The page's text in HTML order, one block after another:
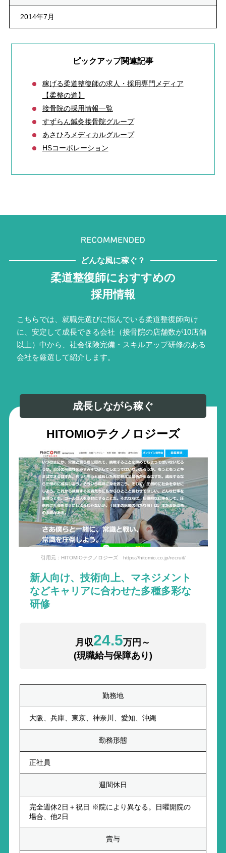
2014年7月
ピックアップ関連記事
稼げる柔道整復師の求人・採用専門メディア
【柔整の道】
接骨院の採用情報一覧
すずらん鍼灸接骨院グループ
あさひろメディカルグループ
HSコーポレーション
どんな風に稼ぐ？
柔道整復師におすすめの
採用情報
こちらでは、就職先選びに悩んでいる柔道整復師向け
に、安定して成長できる会社（接骨院の店舗数が10店舗
以上）中から、社会保険完備・スキルアップ研修のある
会社を厳選して紹介します。
成長しながら稼ぐ
HITOMIOテクノロジーズ
引用元：HITOMIOテクノロジーズ https://hitomio.co.jp/recruit/
新人向け、技術向上、マネジメント
などキャリアに合わせた多種多彩な
研修
月収24.5万円～
(現職給与保障あり)
勤務地
大阪、兵庫、東京、神奈川、愛知、沖縄
勤務形態
正社員
週間休日
完全週休2日＋祝日 ※院により異なる。日曜開院の
場合、他2日
賞与